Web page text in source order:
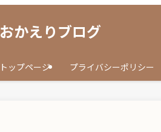
おかえりブログ
トップページ プライバシーポリシー